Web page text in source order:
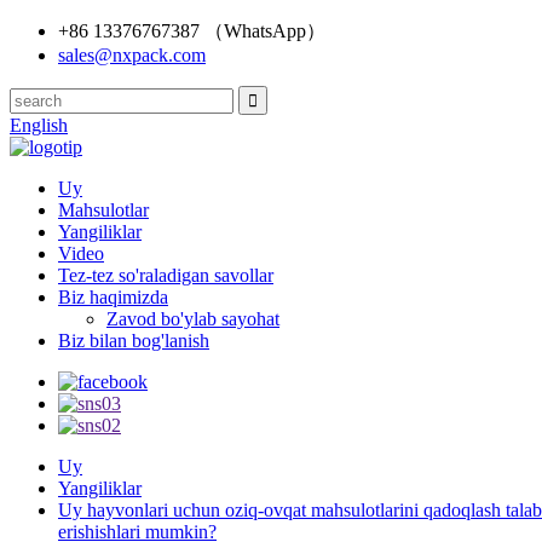
+86 13376767387 （WhatsApp）
sales@nxpack.com
English
Uy
Mahsulotlar
Yangiliklar
Video
Tez-tez so'raladigan savollar
Biz haqimizda
Zavod bo'ylab sayohat
Biz bilan bog'lanish
Uy
Yangiliklar
Uy hayvonlari uchun oziq-ovqat mahsulotlarini qadoqlash
erishishlari mumkin?